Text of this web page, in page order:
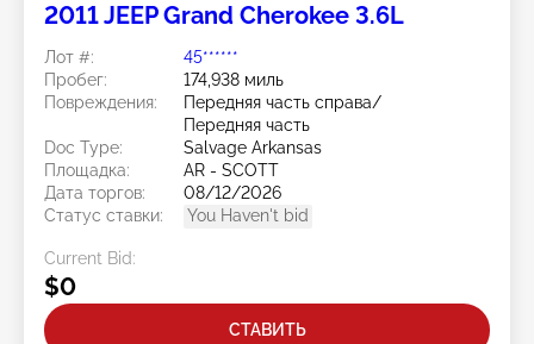
2011 JEEP Grand Cherokee 3.6L
Лот #:
45******
Пробег:
174,938 миль
Повреждения:
Передняя часть справа/
Передняя часть
Doc Type:
Salvage Arkansas
Площадка:
AR - SCOTT
Дата торгов:
08/12/2026
Статус ставки:
You Haven't bid
Current Bid:
$0
СТАВИТЬ